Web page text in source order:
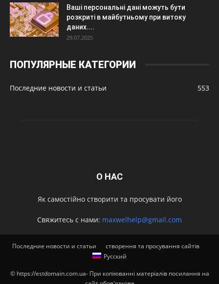
Ваші персональні дані можуть бути
розкриті в майбутньому при витоку
даних....
29.07.2025
ПОПУЛЯРНЫЕ КАТЕГОРИИ
Последние новости и статьи 553
О НАС
Як самостійно створити та просувати його
Свяжитесь с нами: maxwelhelp@gmail.com
Последние новости и статьи
створення та просування сайтів
Русский
© https://estdomain.com.ua- При копіюванні матеріалів посилання на